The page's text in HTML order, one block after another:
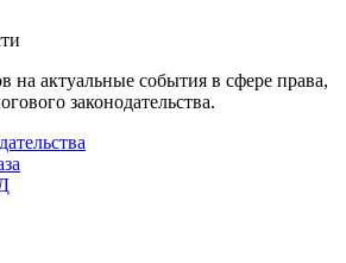
на актуальные события в сфере права,
законодательства.